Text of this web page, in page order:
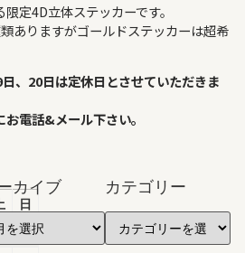
定4D立体ステッカーです。
ありますがゴールドステッカーは超希
、20日は定休日とさせていただきま
電話&メール下さい。
日
5
カイブ カテゴリー